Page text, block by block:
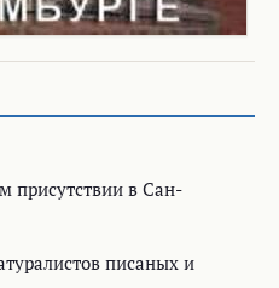
присутствии в Сан-
писаных и